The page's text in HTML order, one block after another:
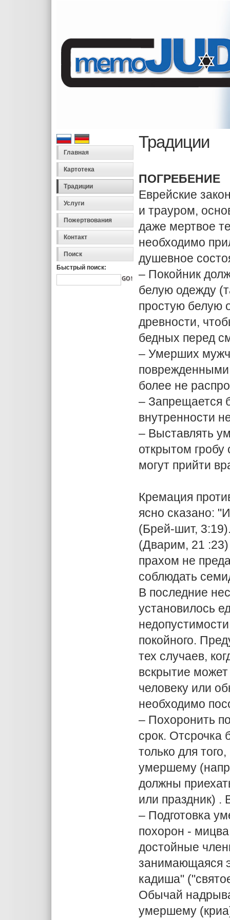
Главная
Картотека
Традиции
Услуги
Пожертвования
Контакт
Поиск
Быстрый поиск:
Традиции
ПОГРЕБЕНИЕ
Еврейские
и трауром,
даже мертвое
необходимо
душевное
– Покойник
белую одежду
простую белую
древности,
бедных перед
– Умерших
поврежденными
более не
– Запрещается
внутренности
– Выставлять
открытом
могут прийти
Кремация
ясно сказано:
(Брей-шит,
(Дварим, 21
прахом не
соблюдать
В последние
установилось
покойного.
тех случаев,
вскрытие
человеку или
необходимо
– Похоронить
срок. Отсрочка
только для
умершему
должны
или праздник) .
– Подготовка
похорон -
достойные
занимающаяся
кадиша"
Обычай
умершему